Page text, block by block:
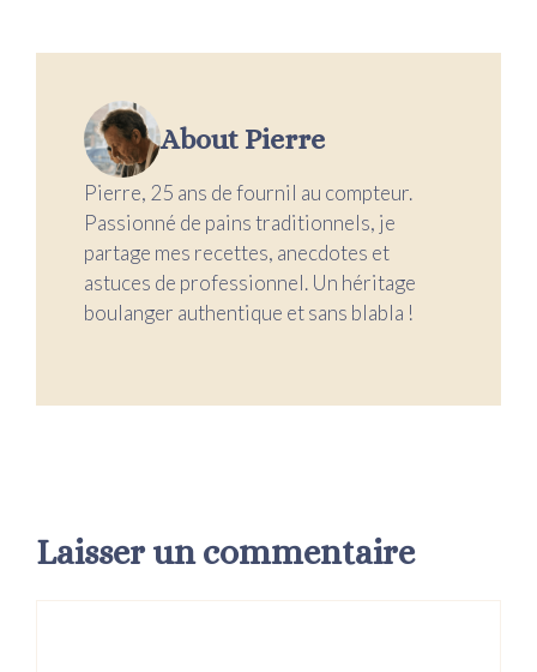
About Pierre
Pierre, 25 ans de fournil au compteur.
Passionné de pains traditionnels, je
partage mes recettes, anecdotes et
astuces de professionnel. Un héritage
boulanger authentique et sans blabla !
Laisser un commentaire